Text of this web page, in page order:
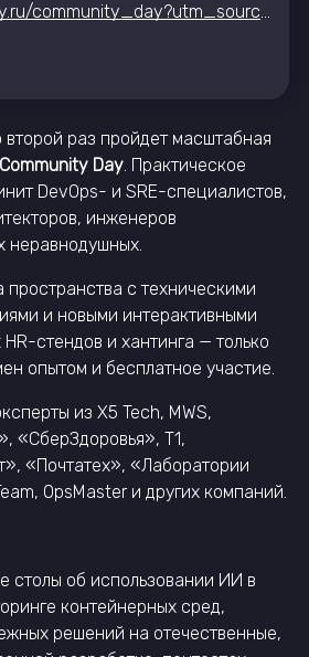
раз пройдет масштабная
Day. Практическое
DevOps- и SRE-специалистов,
инженеров
неравнодушных.
пространства с техническими
и новыми интерактивными
стендов и хантинга — только
опытом и бесплатное участие.
из X5 Tech, MWS,
«СберЗдоровья», Т1,
«Почтатех», «Лаборатории
OpsMaster и других компаний.
столы об использовании ИИ в
контейнерных сред,
решений на отечественные,